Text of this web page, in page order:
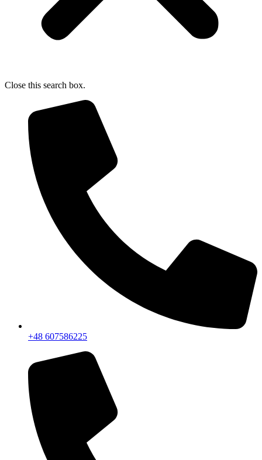
Close this search box.
+48 607586225